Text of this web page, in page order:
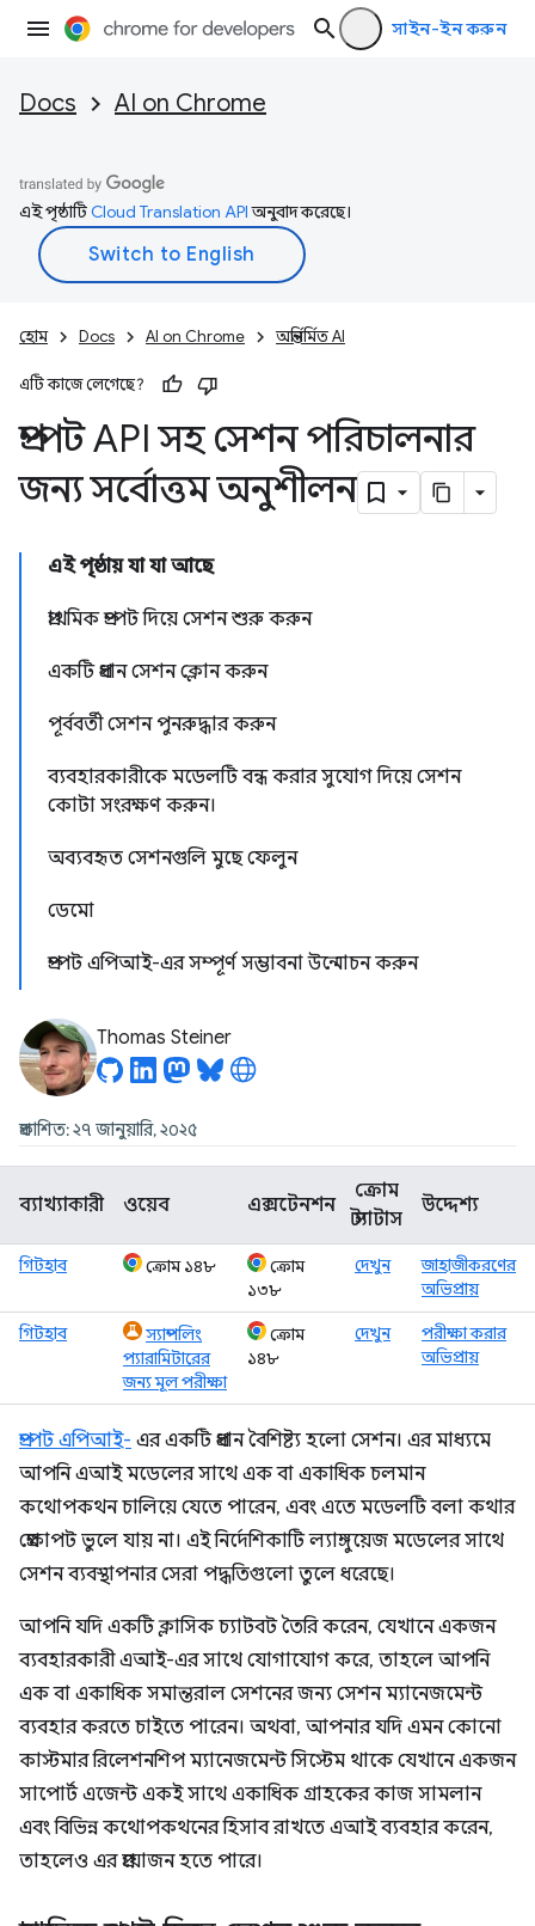
সাইন-ইন করুন
Docs AI on Chrome
এই পৃষ্ঠাটিCloud Translation APIঅনুবাদ করেছে।
হোম Docs AI on Chrome অন্তর্নির্মিত AI
এটি কাজে লেগেছে?
প্রম্পট API সহ সেশন পরিচালনার
জন্য সর্বোত্তম অনুশীলন
এই পৃষ্ঠায় যা যা আছে
প্রাথমিক প্রম্পট দিয়ে সেশন শুরু করুন
একটি প্রধান সেশন ক্লোন করুন
পূর্ববর্তী সেশন পুনরুদ্ধার করুন
ব্যবহারকারীকে মডেলটি বন্ধ করার সুযোগ দিয়ে সেশন
কোটা সংরক্ষণ করুন।
অব্যবহৃত সেশনগুলি মুছে ফেলুন
ডেমো
প্রম্পট এপিআই-এর সম্পূর্ণ সম্ভাবনা উন্মোচন করুন
Thomas Steiner
প্রকাশিত: ২৭ জানুয়ারি, ২০২৫
ব্যাখ্যাকারী ওয়েব এক্সটেনশন
ক্রোম
স্ট্যাটাস
উদ্দেশ্য
গিটহাব ক্রোম ১৪৮
ক্রোম
১৩৮
দেখুন
জাহাজীকরণের
অভিপ্রায়
গিটহাব
স্যাম্পলিং
প্যারামিটারের
জন্য মূল পরীক্ষা
ক্রোম
১৪৮
দেখুন
পরীক্ষা করার
অভিপ্রায়
প্রম্পট এপিআই- এর একটি প্রধান বৈশিষ্ট্য হলো সেশন। এর মাধ্যমে
আপনি এআই মডেলের সাথে এক বা একাধিক চলমান
কথোপকথন চালিয়ে যেতে পারেন, এবং এতে মডেলটি বলা কথার
প্রেক্ষাপট ভুলে যায় না। এই নির্দেশিকাটি ল্যাঙ্গুয়েজ মডেলের সাথে
সেশন ব্যবস্থাপনার সেরা পদ্ধতিগুলো তুলে ধরেছে।
আপনি যদি একটি ক্লাসিক চ্যাটবট তৈরি করেন, যেখানে একজন
ব্যবহারকারী এআই-এর সাথে যোগাযোগ করে, তাহলে আপনি
এক বা একাধিক সমান্তরাল সেশনের জন্য সেশন ম্যানেজমেন্ট
ব্যবহার করতে চাইতে পারেন। অথবা, আপনার যদি এমন কোনো
কাস্টমার রিলেশনশিপ ম্যানেজমেন্ট সিস্টেম থাকে যেখানে একজন
সাপোর্ট এজেন্ট একই সাথে একাধিক গ্রাহকের কাজ সামলান
এবং বিভিন্ন কথোপকথনের হিসাব রাখতে এআই ব্যবহার করেন,
তাহলেও এর প্রয়োজন হতে পারে।